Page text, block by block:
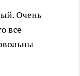
Очень
все